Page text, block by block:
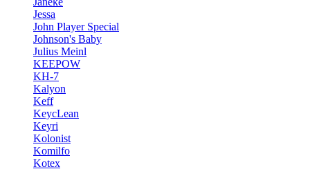
Jessa
John Player Special
Johnson's Baby
Julius Meinl
KEEPOW
KH-7
Kalyon
Keff
KeycLean
Keyri
Kolonist
Komilfo
Kotex